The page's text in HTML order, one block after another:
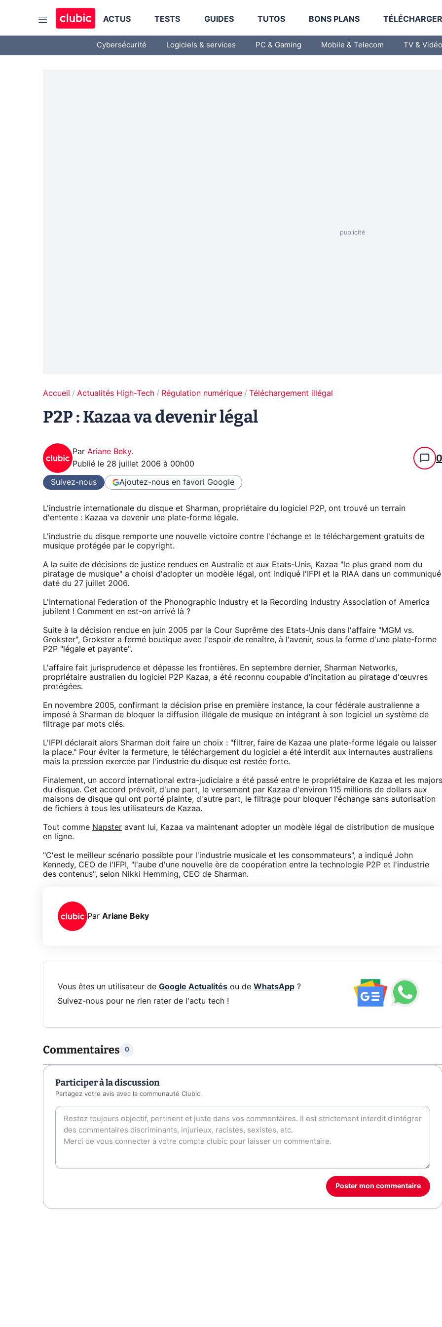
ACTUS TESTS GUIDES TUTOS BONS PLANS
Cybersécurité Logiciels & services PC & Gaming Mobile & Telecom TV & Vidéo
Accueil Actualités High-Tech Régulation numérique Téléchargement illégal
P2P : Kazaa va devenir légal
Par Ariane Beky.
Publié le 28 juillet 2006 à 00h00 0
Suivez-nous Ajoutez-nous en favori Google
L'industrie internationale du disque et Sharman, propriétaire du logiciel P2P, ont trouvé un terrain
d'entente : Kazaa va devenir une plate-forme légale.
L'industrie du disque remporte une nouvelle victoire contre l'échange et le téléchargement gratuits de
musique protégée par le copyright.
A la suite de décisions de justice rendues en Australie et aux Etats-Unis, Kazaa "le plus grand nom du
piratage de musique" a choisi d'adopter un modèle légal, ont indiqué l'IFPI et la RIAA dans un communiqué
daté du 27 juillet 2006.
L'International Federation of the Phonographic Industry et la Recording Industry Association of America
jubilent ! Comment en est-on arrivé là ?
Suite à la décision rendue en juin 2005 par la Cour Suprême des Etats-Unis dans l'affaire "MGM vs.
Grokster", Grokster a fermé boutique avec l'espoir de renaître, à l'avenir, sous la forme d'une plate-forme
P2P "légale et payante".
L'affaire fait jurisprudence et dépasse les frontières. En septembre dernier, Sharman Networks,
propriétaire australien du logiciel P2P Kazaa, a été reconnu coupable d'incitation au piratage d'œuvres
protégées.
En novembre 2005, confirmant la décision prise en première instance, la cour fédérale australienne a
imposé à Sharman de bloquer la diffusion illégale de musique en intégrant à son logiciel un système de
filtrage par mots clés.
L'IFPI déclarait alors Sharman doit faire un choix : "filtrer, faire de Kazaa une plate-forme légale ou laisser
la place." Pour éviter la fermeture, le téléchargement du logiciel a été interdit aux internautes australiens
mais la pression exercée par l'industrie du disque est restée forte.
Finalement, un accord international extra-judiciaire a été passé entre le propriétaire de Kazaa et les majors
du disque. Cet accord prévoit, d'une part, le versement par Kazaa d'environ 115 millions de dollars aux
maisons de disque qui ont porté plainte, d'autre part, le filtrage pour bloquer l'échange sans autorisation
de fichiers à tous les utilisateurs de Kazaa.
Tout comme Napster avant lui, Kazaa va maintenant adopter un modèle légal de distribution de musique
en ligne.
"C'est le meilleur scénario possible pour l'industrie musicale et les consommateurs", a indiqué John
Kennedy, CEO de l'IFPI, "l'aube d'une nouvelle ère de coopération entre la technologie P2P et l'industrie
des contenus", selon Nikki Hemming, CEO de Sharman.
Par Ariane Beky
Vous êtes un utilisateur de Google Actualitésou de WhatsApp?
Suivez-nous pour ne rien rater de l'actu tech !
Commentaires 0
Participer à la discussion
Partagez votre avis avec la communauté Clubic.
Poster mon commentaire